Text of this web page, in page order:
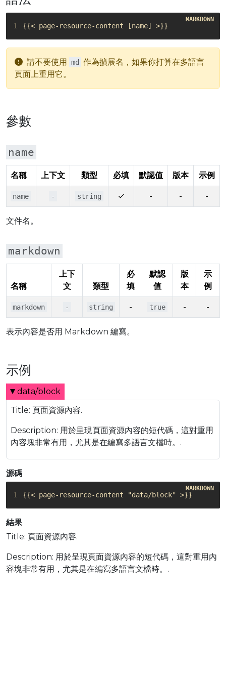
1
請不要使用 md
作為擴展名，如果你打算在多語言
頁面上重用它。
參數
name
名稱 上下文 類型 必填 默認值 版本 示例
name - string ✓ - - -
文件名。
markdown
名稱
上下
文
類型
必
填
默認
值
版
本
示
例
markdown - string - true - -
表示內容是否用 Markdown 編寫。
示例
data/block
Title: 頁面資源內容.
Description: 用於呈現頁面資源內容的短代碼，這對重用
內容塊非常有用，尤其是在編寫多語言文檔時。.
源碼
1 {{< page-resource-content "data/block" >}}
結果
Title: 頁面資源內容.
Description: 用於呈現頁面資源內容的短代碼，這對重用內
容塊非常有用，尤其是在編寫多語言文檔時。.